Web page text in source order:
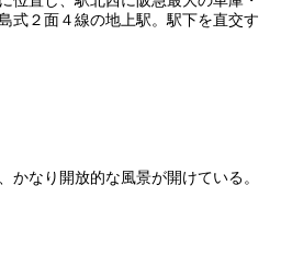
式２面４線の地上駅。駅下を直交す
かなり開放的な風景が開けている。